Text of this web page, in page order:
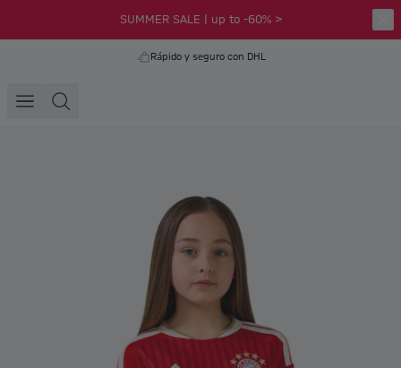
SUMMER SALE | up to -60% >
Rápido y seguro con DHL